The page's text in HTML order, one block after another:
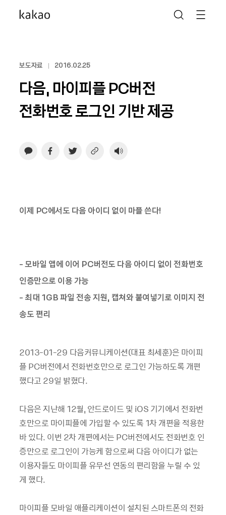
보도자료 2016.02.25
다음, 마이피플 PC버전
전화번호 로그인 기반 제공
이제 PC에서도 다음 아이디 없이 마플 쓴다!
- 모바일 앱에 이어 PC버전도 다음 아이디 없이 전화번호
인증만으로 이용 가능
- 최대 1GB 파일 전송 지원, 캡쳐와 붙여넣기로 이미지 전
송도 편리
2013-01-29 다음커뮤니케이션(대표 최세훈)은 마이피
플 PC버전에서 전화번호만으로 로그인 가능하도록 개편
했다고 29일 밝혔다.
다음은 지난해 12월, 안드로이드 및 iOS 기기에서 전화번
호만으로 마이피플에 가입할 수 있도록 1차 개편을 적용한
바 있다. 이번 2차 개편에서는 PC버전에서도 전화번호 인
증만으로 로그인이 가능케 함으로써 다음 아이디가 없는
이용자들도 마이피플 유무선 연동의 편리함을 누릴 수 있
게 했다.
마이피플 모바일 애플리케이션이 설치된 스마트폰의 전화